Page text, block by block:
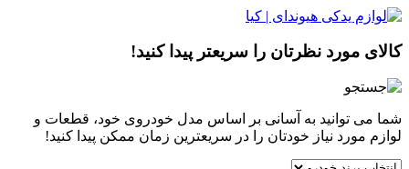
کالای مورد نظرتان را سریعتر پیدا کنید!
شما می توانید به آسانی بر اساس مدل خودروی خود، قطعات و
لوازم مورد نیاز خودتان را در سریعترین زمان ممکن پیدا کنید!